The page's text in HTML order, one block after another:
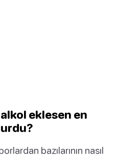
eklesen en
bazılarının nasıl